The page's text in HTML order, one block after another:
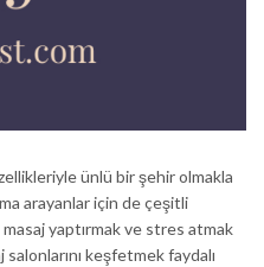
ünlü bir şehir olmakla
arayanlar için de çeşitli
yaptırmak ve stres atmak
keşfetmek faydalı